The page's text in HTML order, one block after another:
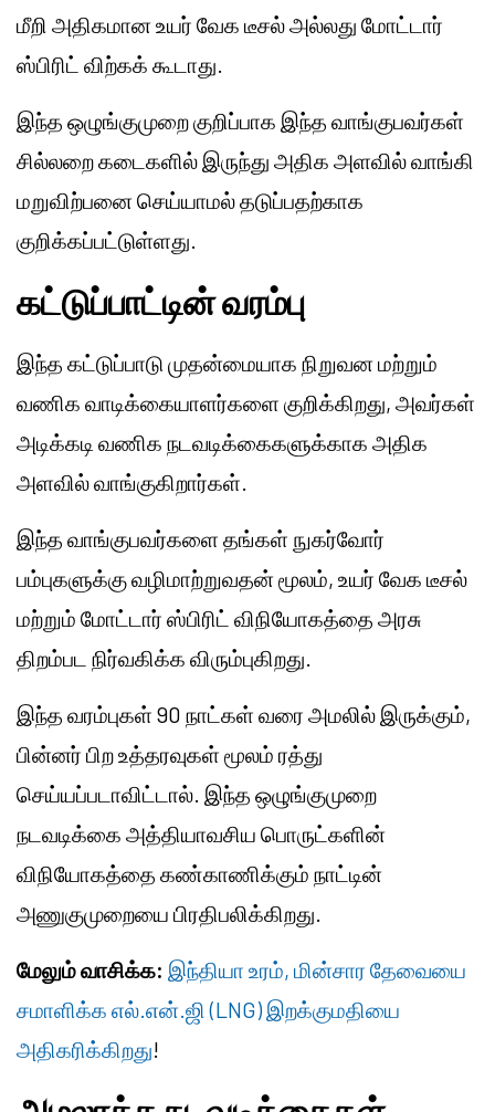
மீறி அதிகமான உயர் வேக டீசல் அல்லது மோட்டார்
ஸ்பிரிட் விற்கக் கூடாது.
இந்த ஒழுங்குமுறை குறிப்பாக இந்த வாங்குபவர்கள்
சில்லறை கடைகளில் இருந்து அதிக அளவில் வாங்கி
மறுவிற்பனை செய்யாமல் தடுப்பதற்காக
குறிக்கப்பட்டுள்ளது.
கட்டுப்பாட்டின் வரம்பு
இந்த கட்டுப்பாடு முதன்மையாக நிறுவன மற்றும்
வணிக வாடிக்கையாளர்களை குறிக்கிறது, அவர்கள்
அடிக்கடி வணிக நடவடிக்கைகளுக்காக அதிக
அளவில் வாங்குகிறார்கள்.
இந்த வாங்குபவர்களை தங்கள் நுகர்வோர்
பம்புகளுக்கு வழிமாற்றுவதன் மூலம், உயர் வேக டீசல்
மற்றும் மோட்டார் ஸ்பிரிட் விநியோகத்தை அரசு
திறம்பட நிர்வகிக்க விரும்புகிறது.
இந்த வரம்புகள் 90 நாட்கள் வரை அமலில் இருக்கும்,
பின்னர் பிற உத்தரவுகள் மூலம் ரத்து
செய்யப்படாவிட்டால். இந்த ஒழுங்குமுறை
நடவடிக்கை அத்தியாவசிய பொருட்களின்
விநியோகத்தை கண்காணிக்கும் நாட்டின்
அணுகுமுறையை பிரதிபலிக்கிறது.
மேலும் வாசிக்க: இந்தியா உரம், மின்சார தேவையை
சமாளிக்க எல்.என்.ஜி (LNG) இறக்குமதியை
அதிகரிக்கிறது!